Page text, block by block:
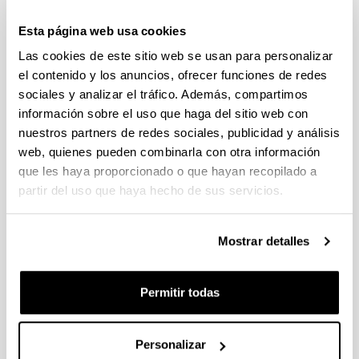
Esta página web usa cookies
Las cookies de este sitio web se usan para personalizar
el contenido y los anuncios, ofrecer funciones de redes
sociales y analizar el tráfico. Además, compartimos
información sobre el uso que haga del sitio web con
nuestros partners de redes sociales, publicidad y análisis
web, quienes pueden combinarla con otra información
que les haya proporcionado o que hayan recopilado a
partir del uso que haya hecho de sus servicios.
Mostrar detalles
Permitir todas
Personalizar
Diet variability in European
anchovy: a comparative analysis
between larval populations of the
inner Bay of Biscay and the NW
Mediterranean
Autoría:
Intxausti, L., Villate, F., Motos, L., Uriarte, I., Iriarte, A.
Año:
Factor de impacto:
2